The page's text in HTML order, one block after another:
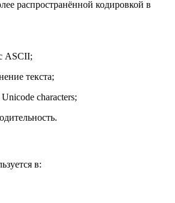
распространённой кодировкой в
ASCII;
текста;
characters;
в: